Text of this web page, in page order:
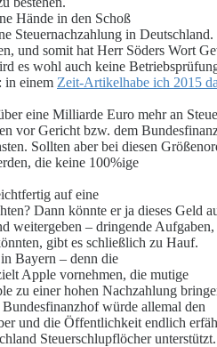
Hände in den Schoß
Steuernachzahlung in Deutschland.
und somit hat Herr Söders Wort
es wohl auch keine
in einem Zeit-Artikelhabe ich 2015
eine Milliarde Euro mehr an
vor Gericht bzw. dem
Sollten aber bei diesen
die keine 100%ige
auf eine
Dann könnte er ja dieses Geld
weitergeben – dringende
gibt es schließlich zu Hauf.
Bayern – denn die
Apple vornehmen, die mutige
zu einer hohen Nachzahlung
würde allemal den
und die Öffentlichkeit endlich
Steuerschlupflöcher unterstützt.